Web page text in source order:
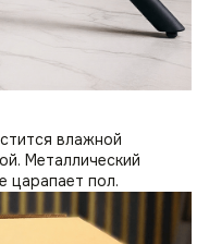
влажной
Металлический
царапает пол.